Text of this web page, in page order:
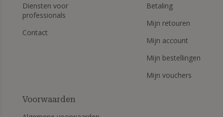
Diensten voor
professionals
Contact
Betaling
Mijn retouren
Mijn account
Mijn bestellingen
Mijn vouchers
Voorwaarden